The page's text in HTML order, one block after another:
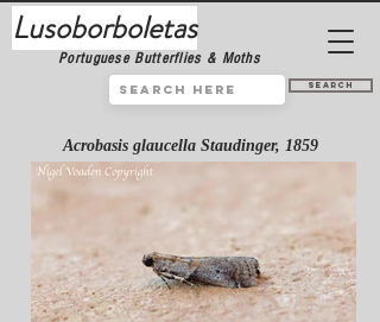
Lusoborboletas
Portuguese Butterflies & Moths
Search
Acrobasis glaucella Staudinger, 1859